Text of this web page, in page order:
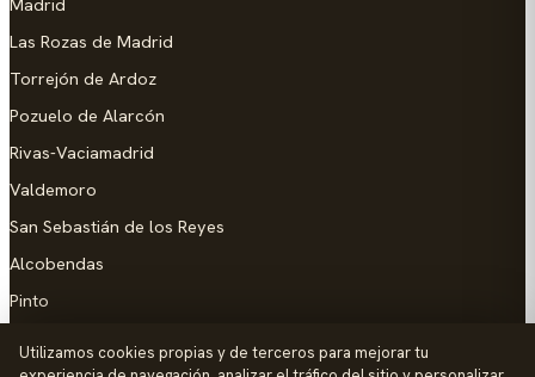
Las Rozas de Madrid
Torrejón de Ardoz
Pozuelo de Alarcón
Rivas-Vaciamadrid
Valdemoro
San Sebastián de los Reyes
Alcobendas
Pinto
Utilizamos cookies propias y de terceros para mejorar tu